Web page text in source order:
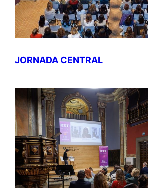
JORNADA CENTRAL